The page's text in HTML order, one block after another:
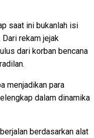
saat ini bukanlah isi
rekam jejak
dari korban bencana
menjadikan para
dalam dinamika
berdasarkan alat